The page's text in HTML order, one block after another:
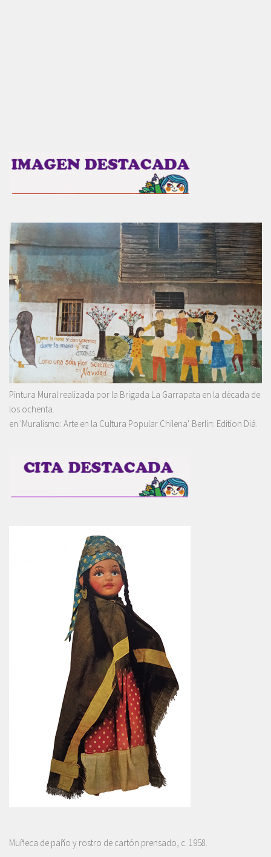
Pintura Mural realizada por la Brigada La Garrapata en la década de
los ochenta.
en 'Muralismo: Arte en la Cultura Popular Chilena'. Berlin: Edition Diá.
Muñeca de paño y rostro de cartón prensado, c. 1958.